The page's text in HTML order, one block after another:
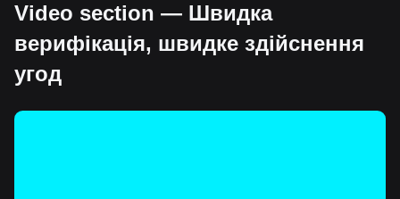
Video section — Швидка
верифікація, швидке здійснення
угод